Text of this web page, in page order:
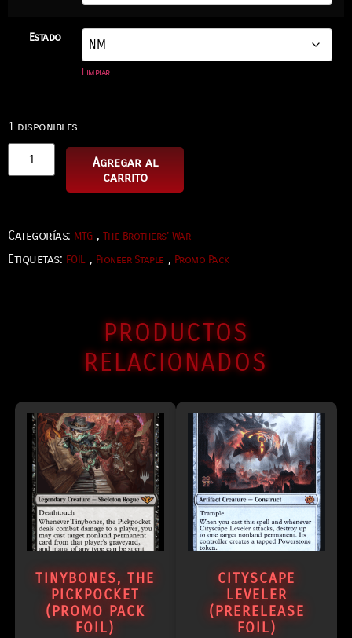
Estado
Limpiar
1 disponibles
Agregar al
carrito
Categorías: MTG , The Brothers' War
Etiquetas: FOIL , Pioneer Staple , Promo Pack
PRODUCTOS
RELACIONADOS
TINYBONES, THE
PICKPOCKET
(PROMO PACK
FOIL)
CITYSCAPE
LEVELER
(PRERELEASE
FOIL)